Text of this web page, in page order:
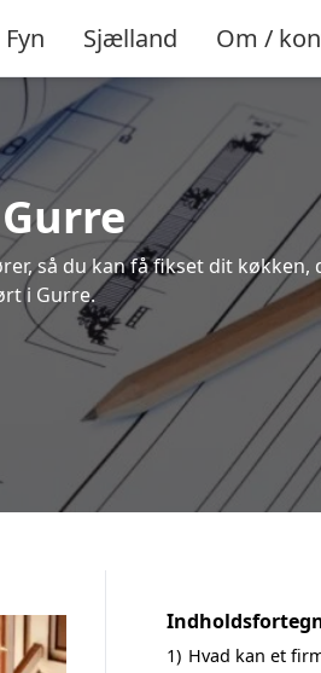
Fyn Sjælland Om /
så du kan få fikset dit køkken,
i Gurre.
1) Hvad kan et